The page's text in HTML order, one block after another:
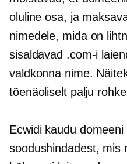
oluline osa, ja
nimedele, mida on
sisaldavad .com-i
valdkonna nime.
tõenäoliselt palju
Ecwidi kaudu
soodushindadest, mis